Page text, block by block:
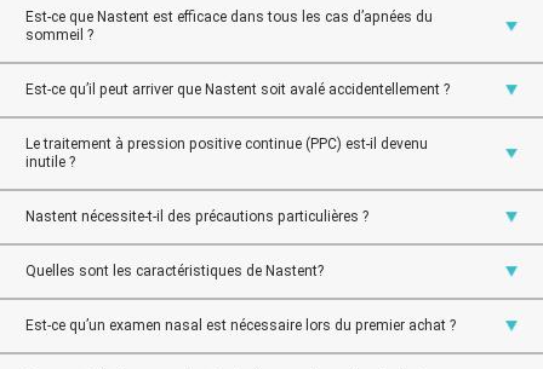
Est-ce que Nastent est efficace dans tous les cas d’apnées du
sommeil ?
Est-ce qu’il peut arriver que Nastent soit avalé accidentellement ?
Le traitement à pression positive continue (PPC) est-il devenu
inutile ?
Nastent nécessite-t-il des précautions particulières ?
Quelles sont les caractéristiques de Nastent?
Est-ce qu’un examen nasal est nécessaire lors du premier achat ?